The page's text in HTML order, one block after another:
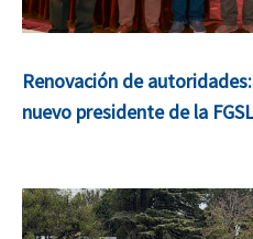
Renovación de
nuevo presidente de la